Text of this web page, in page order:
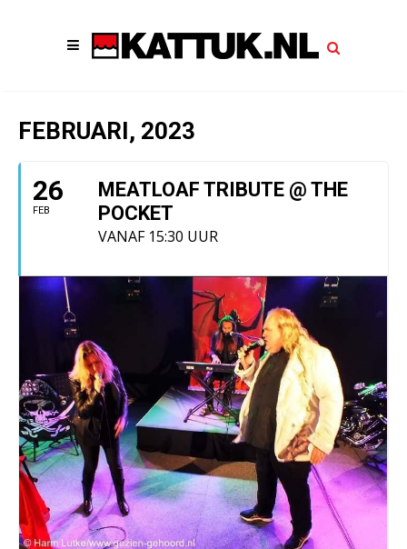
FEBRUARI, 2023
26
FEB
MEATLOAF TRIBUTE @ THE
POCKET
VANAF 15:30 UUR